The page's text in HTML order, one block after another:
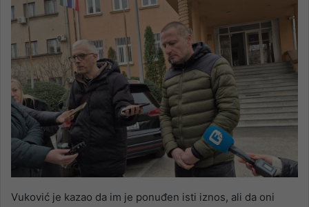
Vuković je kazao da im je ponuđen isti iznos, ali da oni